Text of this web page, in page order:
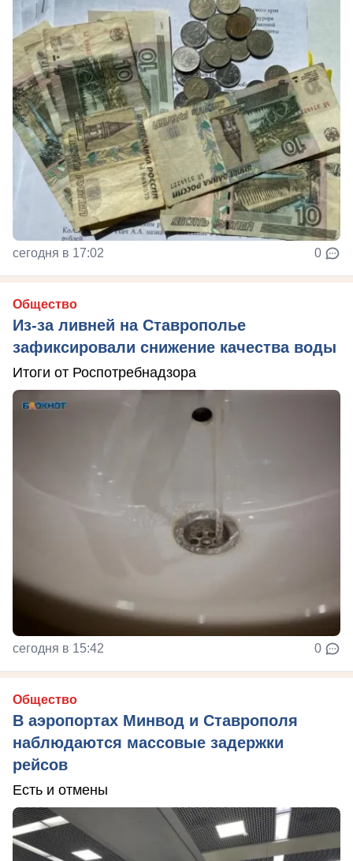
сегодня в 17:02 0
Общество
Из-за ливней на Ставрополье
зафиксировали снижение качества воды
Итоги от Роспотребнадзора
сегодня в 15:42 0
Общество
В аэропортах Минвод и Ставрополя
наблюдаются массовые задержки
рейсов
Есть и отмены